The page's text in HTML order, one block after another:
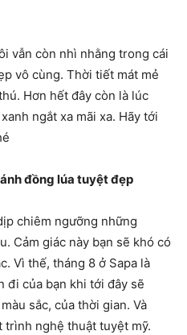
vẫn còn nhì nhằng trong cái
vô cùng. Thời tiết mát mẻ
Hơn hết đây còn là lúc
ngắt xa mãi xa. Hãy tới
đồng lúa tuyệt đẹp
chiêm ngưỡng những
Cảm giác này bạn sẽ khó có
Vì thế, tháng 8 ở Sapa là
đi của bạn khi tới đây sẽ
sắc, của thời gian. Và
nghệ thuật tuyệt mỹ.